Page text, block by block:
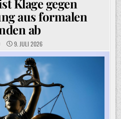
Klage gegen
aus formalen
ab
9. JULI 2026